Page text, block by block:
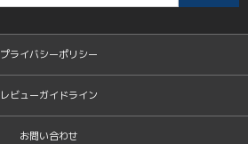
プライバシーポリシー
レビューガイドライン
お問い合わせ